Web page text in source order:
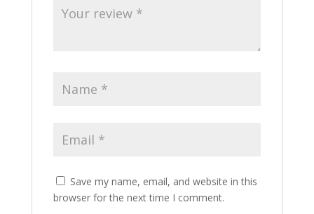
Save my name, email, and website in this
browser for the next time I comment.